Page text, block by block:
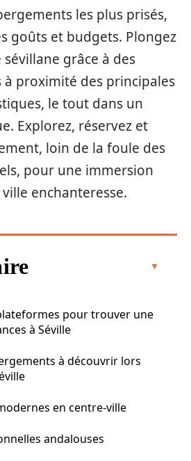
les plus prisés,
goûts et budgets. Plongez
grâce à des
à proximité des principales
le tout dans un
Explorez, réservez et
loin de la foule des
pour une immersion
enchanteresse.
pour trouver une
à Séville
à découvrir lors
en centre-ville
andalouses